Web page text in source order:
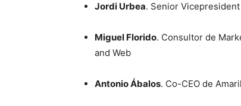
Jordi Urbea. Senior
Miguel Florido. Consultor de
and Web
Antonio Ábalos. Co-CEO de